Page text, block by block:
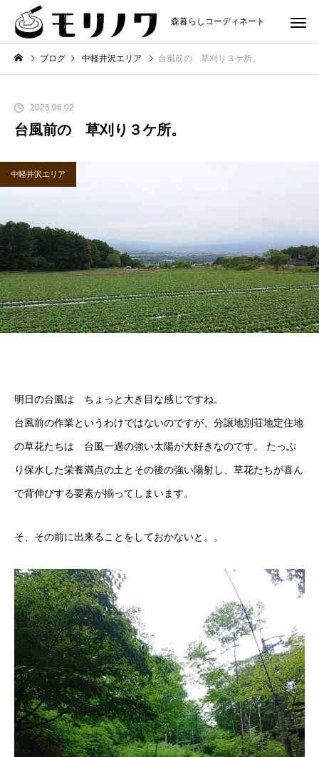
森暮らしコーディネート
ブログ 中軽井沢エリア 台風前の 草刈り３ケ所。
2026.06.02
台風前の 草刈り３ケ所。
中軽井沢エリア
明日の台風は ちょっと大き目な感じですね。
台風前の作業というわけではないのですが、分譲地別荘地定住地
の草花たちは 台風一過の強い太陽が大好きなのです。 たっぷ
り保水した栄養満点の土とその後の強い陽射し、草花たちが喜ん
で背伸びする要素が揃ってしまいます。
そ、その前に出来ることをしておかないと。。